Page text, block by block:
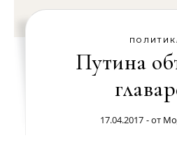
Путина
17.04.2017 - от